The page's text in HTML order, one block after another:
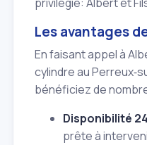
Les avantages
En faisant appel à
cylindre au
bénéficiez de
Disponibilité
prête à